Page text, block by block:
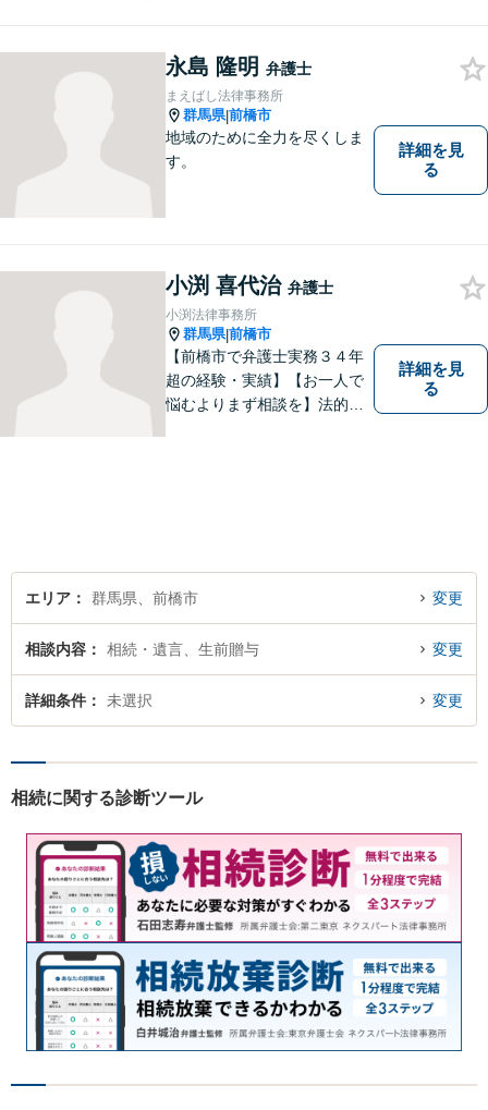
くアドバイスを行い、皆さま
のニーズに沿った迅速な解決
を目指します。
永島 隆明 弁護士
まえばし法律事務所
群馬県|前橋市
地域のために全力を尽くしま
す。
詳細を見
る
小渕 喜代治 弁護士
小渕法律事務所
群馬県|前橋市
【前橋市で弁護士実務３４年
超の経験・実績】【お一人で
悩むよりまず相談を】法的ト
詳細を見
る
エリア 群馬県、前橋市 変更
相談内容 相続・遺言、生前贈与 変更
詳細条件 未選択 変更
相続に関する診断ツール